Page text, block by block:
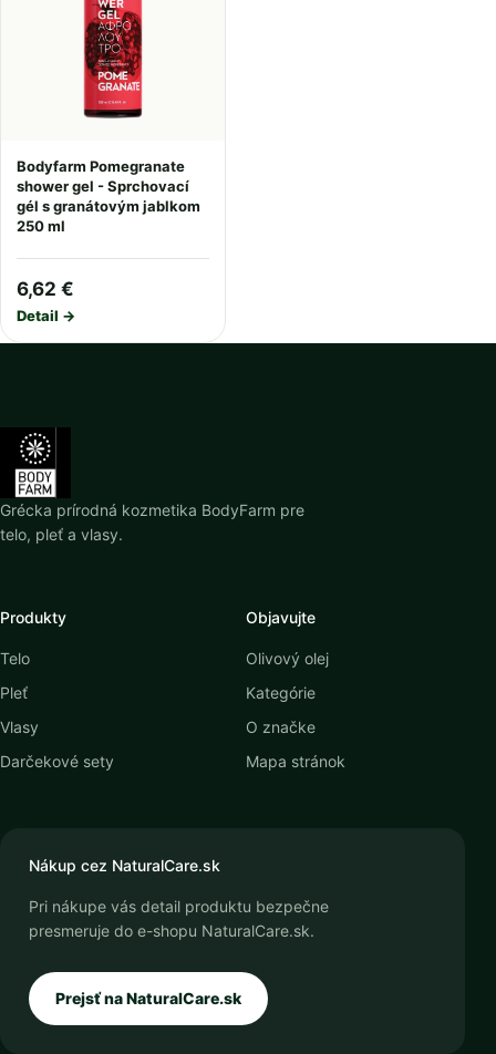
Bodyfarm Pomegranate
shower gel - Sprchovací
gél s granátovým jablkom
250 ml
6,62 €
Detail →
Grécka prírodná kozmetika BodyFarm pre
telo, pleť a vlasy.
Produkty
Telo
Pleť
Vlasy
Darčekové sety
Objavujte
Olivový olej
Kategórie
O značke
Mapa stránok
Nákup cez NaturalCare.sk
Pri nákupe vás detail produktu bezpečne
presmeruje do e-shopu NaturalCare.sk.
Prejsť na NaturalCare.sk